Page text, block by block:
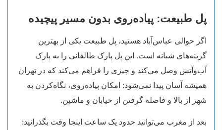
پل طبیعت: پیاده‌روی بدون مسیر پیچیده
اگر حوالی عباس‌آباد هستید، پل طبیعت یکی از بهترین
گزینه‌های شبانه است. این پل پارک طالقانی را به پارک
آب‌وآتش وصل می‌کند و چیزی را فراهم می‌کند که در تهران
همیشه آسان پیدا نمی‌شود: امکان پیاده‌روی، نگاه‌کردن به
شهر از بالا و فاصله گرفتن از خیابان و ماشین.
بعد از مغرب می‌توانید حدود یک ساعت اینجا وقت بگذرانید: